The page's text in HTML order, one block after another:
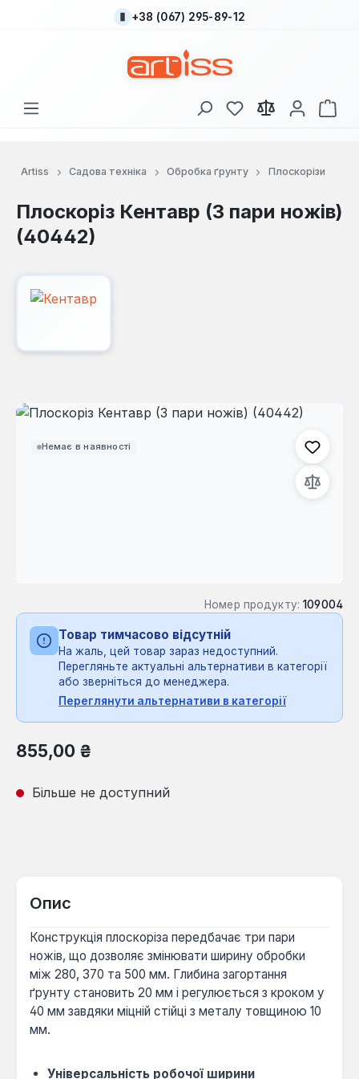
Перейти до основного вмісту
+38 (067) 295-89-12
У вас є 0 у списку
Artiss Садова техніка Обробка ґрунту Плоскорізи
Плоскоріз Кентавр (3 пари ножів)
(40442)
Немає в наявності
Пропустити галерею зображень
Номер продукту: 109004
Товар тимчасово відсутній
На жаль, цей товар зараз недоступний.
Перегляньте актуальні альтернативи в категорії
або зверніться до менеджера.
Переглянути альтернативи в категорії
Звичайна ціна:
855,00 ₴
Більше не доступний
Опис
Конструкція плоскоріза передбачає три пари
ножів, що дозволяє змінювати ширину обробки
між 280, 370 та 500 мм. Глибина загортання
ґрунту становить 20 мм і регулюється з кроком у
40 мм завдяки міцній стійці з металу товщиною 10
мм.
Універсальність робочої ширини